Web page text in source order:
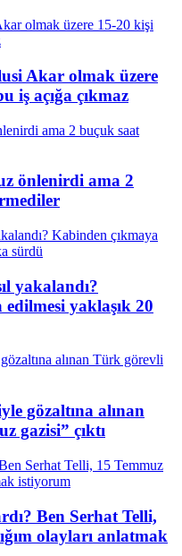
Akar olmak üzere
iş açığa çıkmaz
önlenirdi ama 2
yakalandı?
yaklaşık 20
gözaltına alınan
gazisi” çıktı
Ben Serhat Telli,
olayları anlatmak